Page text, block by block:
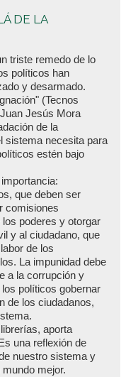
DE LA
triste remedo de lo
políticos han
y desarmado.
(Tecnos
Jesús Mora
de la
sistema necesita para
estén bajo
que deben ser
comisiones
poderes y otorgar
y al ciudadano, que
de los
La impunidad debe
a la corrupción y
políticos gobernar
de los ciudadanos,
aporta
una reflexión de
nuestro sistema y
mejor.